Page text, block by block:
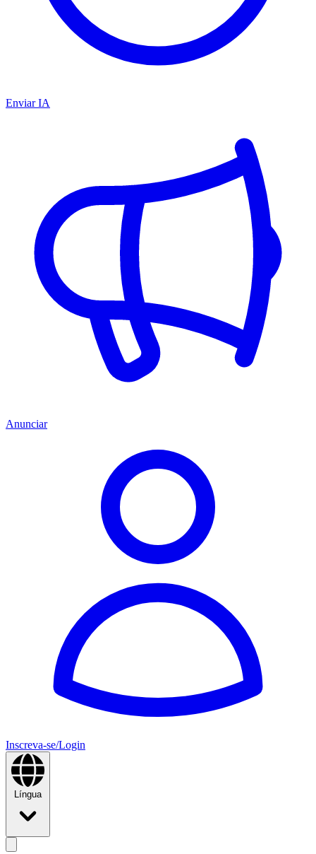
Enviar IA
Anunciar
Inscreva-se/Login
Língua